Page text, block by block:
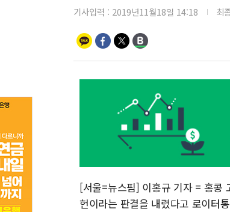
기사입력 : 2019년11월18일 14:18 최
[서울=뉴스핌] 이홍규 기자 = 홍콩
헌이라는 판결을 내렸다고 로이터